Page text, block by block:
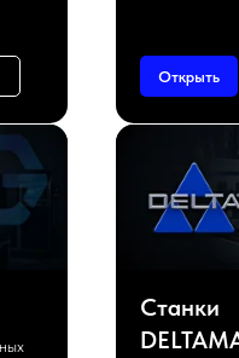
Открыть
Станки